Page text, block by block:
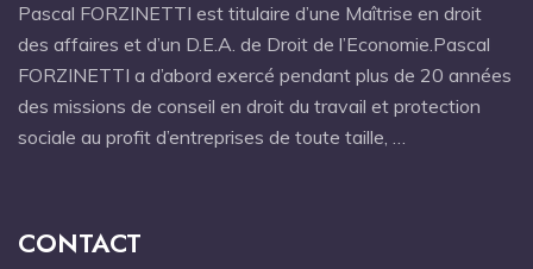
Pascal FORZINETTI est titulaire d’une Maîtrise en droit
des affaires et d’un D.E.A. de Droit de l’Economie.Pascal
FORZINETTI a d’abord exercé pendant plus de 20 années
des missions de conseil en droit du travail et protection
sociale au profit d’entreprises de toute taille, …
CONTACT